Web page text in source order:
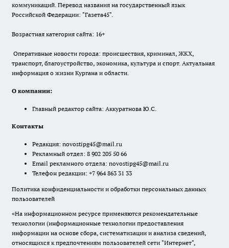
коммуникаций. Перевод названия на государственный язык
Российской Федерации: "Газета45".
Возрастная категория сайта: 16+
Оперативные новости города: происшествия, криминал, ЖКХ,
транспорт, благоустройство, экономика, культура и спорт. Актуальная
информация о жизни Кургана и области.
О компании:
Главный редактор сайта: Аккуратнова Ю.С.
Контакты
Редакция: novostipg45@mail.ru
Рекламный отдел: 8 902 205 50 66
Email рекламного отдела: novostipg45@mail.ru
Телефон редакции: +7 964 863 31 33
Политика конфиденциальности и обработки персональных данных
пользователей
«На информационном ресурсе применяются рекомендательные
технологии (информационные технологии предоставления
информации на основе сбора, систематизации и анализа сведений,
относящихся к предпочтениям пользователей сети "Интернет",